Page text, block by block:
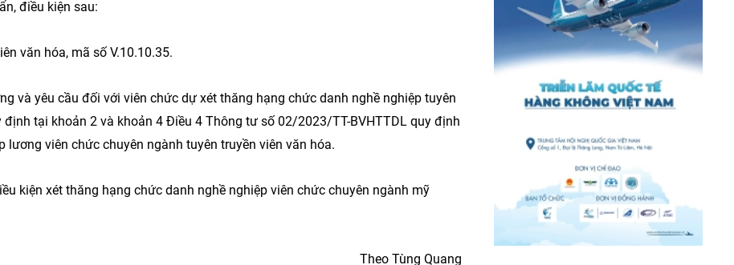
điều kiện sau:
văn hóa, mã số V.10.10.35.
và yêu cầu đối với viên chức dự xét thăng hạng chức danh nghề nghiệp tuyên
định tại khoản 2 và khoản 4 Điều 4 Thông tư số 02/2023/TT-BVHTTDL quy định
lương viên chức chuyên ngành tuyên truyền viên văn hóa.
kiện xét thăng hạng chức danh nghề nghiệp viên chức chuyên ngành mỹ
Theo Tùng Quang